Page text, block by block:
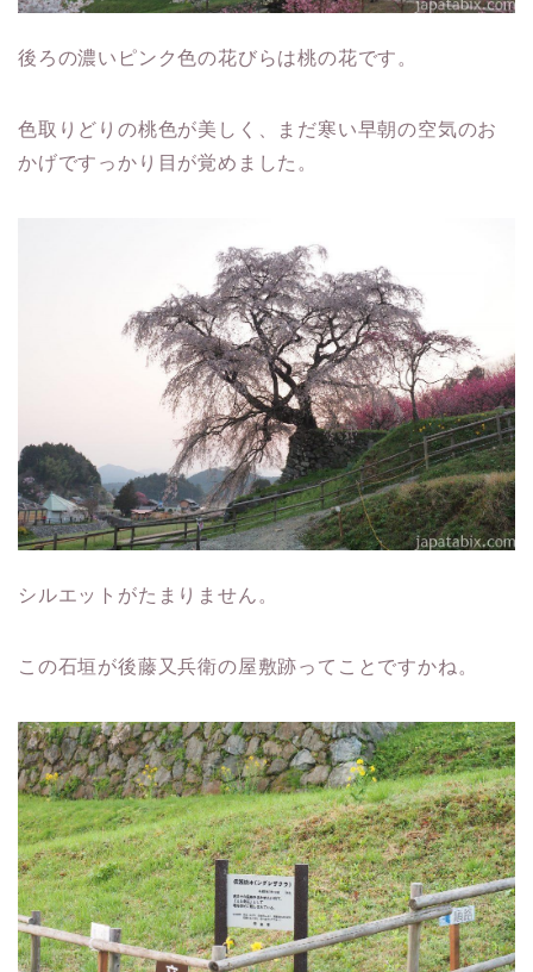
後ろの濃いピンク色の花びらは桃の花です。
色取りどりの桃色が美しく、まだ寒い早朝の空気のお
かげですっかり目が覚めました。
シルエットがたまりません。
この石垣が後藤又兵衛の屋敷跡ってことですかね。